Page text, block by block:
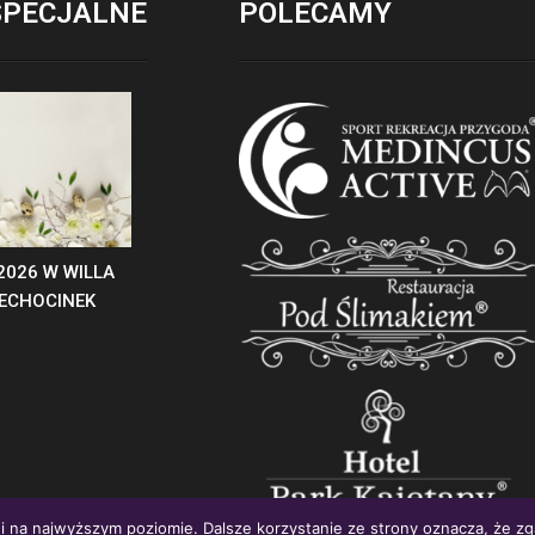
W WILLA
POLECAMY
najwyższym poziomie. Dalsze korzystanie ze strony oznacza, że